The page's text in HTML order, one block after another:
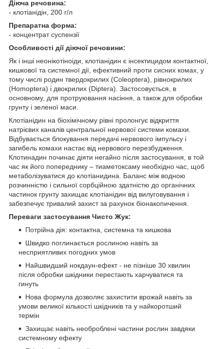
Діюча речовина:
- клотіанідін, 200 г/л
Препаратна форма:
- концентрат суспензії
Особливості дії діючої речовини:
Як і інші неонікотіноіди, клотіанідин є інсектицидом контактної,
кишкової та системної дії, ефективний проти сисних комах, у
тому числі родин твердокрилих (Coleoptera), рівнокрилих
(Homoptera) і двокрилих (Diptera). Застосовується, в
основному, для протруювання насіння, а також для обробки
грунту і зеленої маси.
Клотіанідин на біохімічному рівні пролонгує відкриття
натрієвих каналів центральної нервової системи комахи.
Відбувається блокування передачі нервового імпульсу і
загибель комахи настає від нервового перезбудження.
Клотинадин починає діяти негайно після застосування, в той
час як його попереднику – тиаметоксаму необхідно час, щоб
метаболізуватися до клотіанидина. Баланс між водною
розчинністю і сильної сорбційною здатністю до органічних
частинок грунту захищає клотіанідин від вилуговування і
забезпечує тривалий захист за рахунок біонакопичення.
Переваги застосування Чисто Жук:
Потрійна дія: контактна, системна та кишкова
Швидко поглинається рослиною навіть за
несприятливих погодних умов
Найшвидший нокдаун-ефект - не пізніше 30 хвилин
після обробки шкідники перестають харчуватися та
гинуть
Нова формула дозволяє захистити врожай навіть за
умови великої кількості шкідників та у найкоротший
термін
Захищає навіть необроблені частини рослин завдяки
системному ефекту